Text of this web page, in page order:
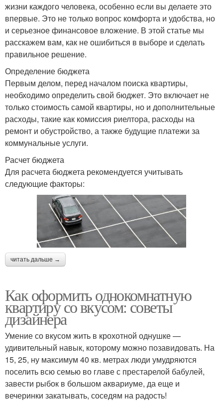
жизни каждого человека, особенно если вы делаете это
впервые. Это не только вопрос комфорта и удобства, но
и серьезное финансовое вложение. В этой статье мы
расскажем вам, как не ошибиться в выборе и сделать
правильное решение.
Определение бюджета
Первым делом, перед началом поиска квартиры,
необходимо определить свой бюджет. Это включает не
только стоимость самой квартиры, но и дополнительные
расходы, такие как комиссия риелтора, расходы на
ремонт и обустройство, а также будущие платежи за
коммунальные услуги.
Расчет бюджета
Для расчета бюджета рекомендуется учитывать
следующие факторы:
читать дальше →
Как оформить однокомнатную
квартиру со вкусом: советы
дизайнера
Умение со вкусом жить в крохотной однушке —
удивительный навык, которому можно позавидовать. На
15, 25, ну максимум 40 кв. метрах люди умудряются
поселить всю семью во главе с престарелой бабулей,
завести рыбок в большом аквариуме, да еще и
вечеринки закатывать, соседям на радость!